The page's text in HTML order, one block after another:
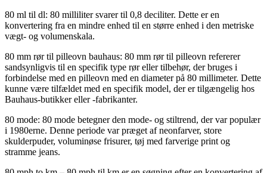
80 ml til dl: 80 milliliter svarer til 0,8 deciliter. Dette er en
konvertering fra en mindre enhed til en større enhed i den metriske
vægt- og volumenskala.
80 mm rør til pilleovn bauhaus: 80 mm rør til pilleovn refererer
sandsynligvis til en specifik type rør eller tilbehør, der bruges i
forbindelse med en pilleovn med en diameter på 80 millimeter. Dette
kunne være tilfældet med en specifik model, der er tilgængelig hos
Bauhaus-butikker eller -fabrikanter.
80 mode: 80 mode betegner den mode- og stiltrend, der var populær
i 1980erne. Denne periode var præget af neonfarver, store
skulderpuder, voluminøse frisurer, tøj med farverige print og
stramme jeans.